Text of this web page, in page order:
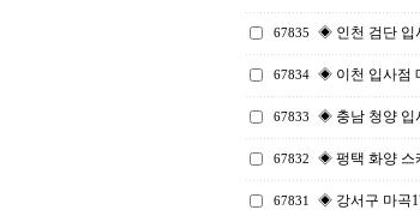
67835 ◈ 인천 검단 입
67834 ◈ 이천 입사점
67833 ◈ 충남 청양 입
67832 ◈ 펑택 화양 스
67831 ◈ 강서구 마곡